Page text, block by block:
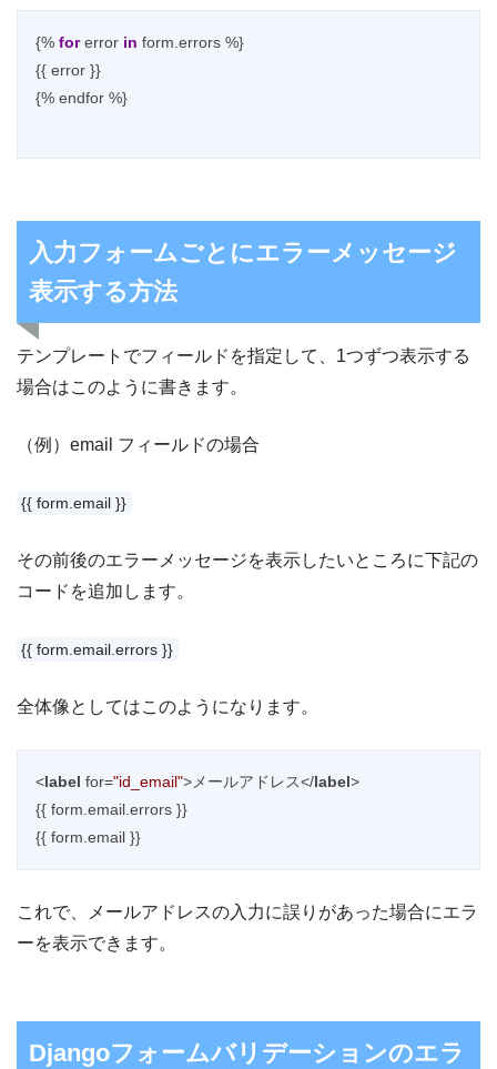
{% for error in form.errors %}
{{ error }}
{% endfor %}
入力フォームごとにエラーメッセージ
表示する方法
テンプレートでフィールドを指定して、1つずつ表示する
場合はこのように書きます。
（例）email フィールドの場合
{{ form.email }}
その前後のエラーメッセージを表示したいところに下記の
コードを追加します。
{{ form.email.errors }}
全体像としてはこのようになります。
<label for="id_email"> メールアドレス</label>
{{ form.email.errors }}
これで、メールアドレスの入力に誤りがあった場合にエラ
ーを表示できます。
Djangoフォームバリデーションのエラ